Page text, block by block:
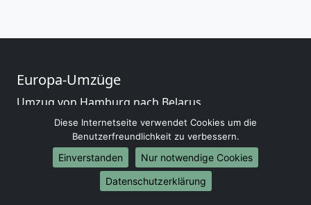
Europa-Umzüge
Umzug von Hamburg nach Belarus
Umzug von Hamburg nach Belgien
Umzug von Hamburg nach Bulgarien
Umzug von Hamburg nach Dänemark
Umzug von Hamburg nach England
Umzug von Hamburg nach Portugal
Diese Internetseite verwendet Cookies um die
Benutzerfreundlichkeit zu verbessern.
Einverstanden
Nur notwendige Cookies
Datenschutzerklärung